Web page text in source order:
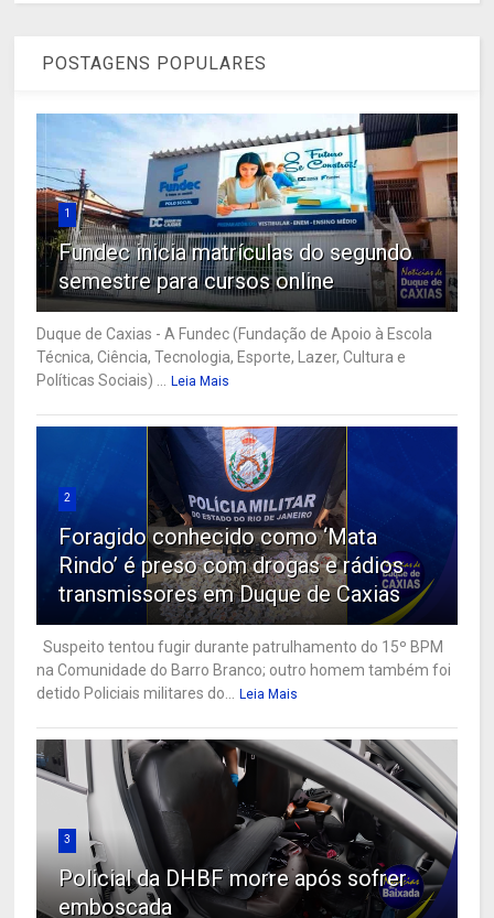
POSTAGENS POPULARES
1
Fundec inicia matrículas do segundo
semestre para cursos online
Duque de Caxias - A Fundec (Fundação de Apoio à Escola
Técnica, Ciência, Tecnologia, Esporte, Lazer, Cultura e
Políticas Sociais) ...
Leia Mais
2
Foragido conhecido como ‘Mata
Rindo’ é preso com drogas e rádios
transmissores em Duque de Caxias
Suspeito tentou fugir durante patrulhamento do 15º BPM
na Comunidade do Barro Branco; outro homem também foi
detido Policiais militares do...
Leia Mais
3
Policial da DHBF morre após sofrer
emboscada